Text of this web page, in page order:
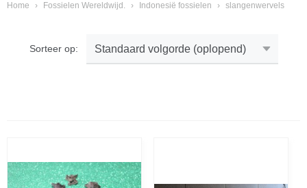
Home › Fossielen Wereldwijd. › Indonesië fossielen › slangenwervels
Sorteer op: